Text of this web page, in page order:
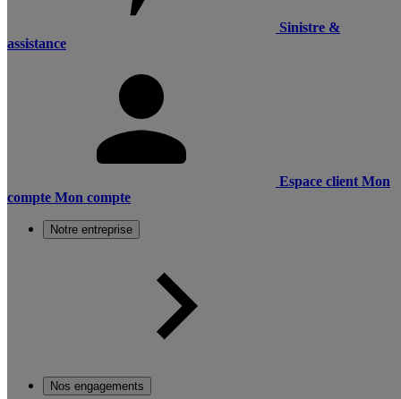
Sinistre &
assistance
Espace client Mon
compte Mon compte
Notre entreprise
Nos engagements